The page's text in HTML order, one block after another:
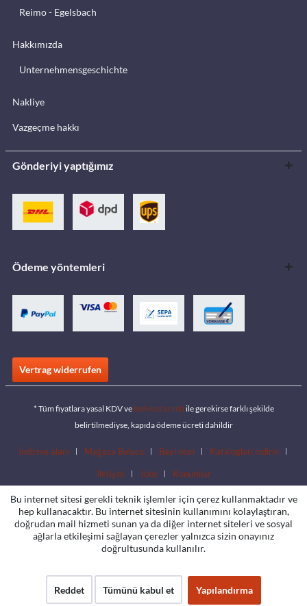
Reimo - Egelsbach
Hakkımızda
Unternehmensgeschichte
Nakliye
Vazgeçme hakkı
Gönderiyi yaptığımız
Ödeme yöntemleri
Vertrag widerrufen
* Tüm fiyatlara yasal KDV veteslimat ücreti ile gerekirse farklı şekilde
belirtilmediyse, kapıda ödeme ücreti dahildir
İndirme alanı Mağaza Bulucu Bayi olun Katalogları indirin
İletişim Jobs Konumlar
Bu internet sitesi gerekli teknik işlemler için çerez kullanmaktadır ve
hep kullanacaktır. Bu internet sitesinin kullanımını kolaylaştıran,
doğrudan mail hizmeti sunan ya da diğer internet siteleri ve sosyal
ağlarla etkileşimi sağlayan çerezler yalnızca sizin onayınız
doğrultusunda kullanılır.
Reddet Tümünü kabul et Yapılandırma